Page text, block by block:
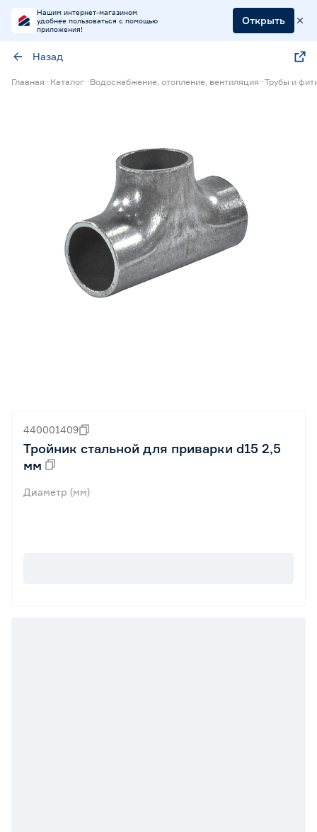
Нашим интернет-магазином
удобнее пользоваться с помощью
приложения!
Открыть
Назад
Главная Каталог Водоснабжение, отопление, вентиляция Трубы и
440001409
Тройник стальной для приварки d15 2,5
мм
Диаметр (мм)